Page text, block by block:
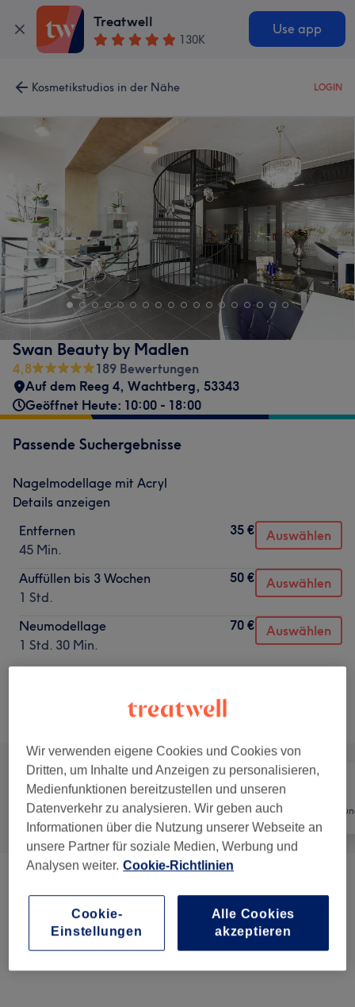
Treatwell
130K
Use app
Kosmetikstudios in der Nähe LOGIN
Swan Beauty by Madlen
4,8
189 Bewertungen
Auf dem Reeg 4, Wachtberg, 53343
Geöffnet Heute: 10:00 - 18:00
Passende Suchergebnisse
Nagelmodellage mit Acryl
Details anzeigen
Entfernen
45 Min.
35 € Auswählen
Auffüllen bis 3 Wochen
1 Std.
50 € Auswählen
Neumodellage
1 Std. 30 Min.
70 € Auswählen
Nicht gefunden wonach du gesucht hast?
Alle Nägel
Maniküre & Pediküre
Wir verwenden eigene Cookies und Cookies von
Dritten, um Inhalte und Anzeigen zu personalisieren,
Medienfunktionen bereitzustellen und unseren
Datenverkehr zu analysieren. Wir geben auch
Informationen über die Nutzung unserer Webseite an
unsere Partner für soziale Medien, Werbung und
Analysen weiter. Cookie-Richtlinien
Cookie-
Einstellungen
Alle Cookies
akzeptieren